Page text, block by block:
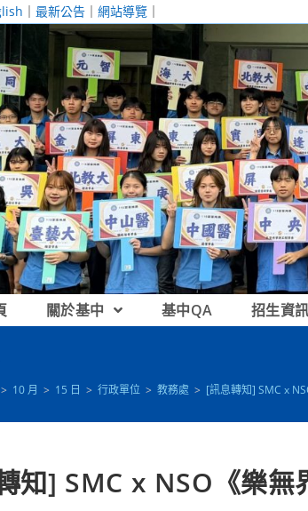
｜ 最新公告 ｜ 網站導覽 ｜
關於基中 基中QA 招生資訊
> 10 月 > 15 日 > 行政單位 > 教務處 > [訊息轉知] SMC x
知] SMC x NSO《樂